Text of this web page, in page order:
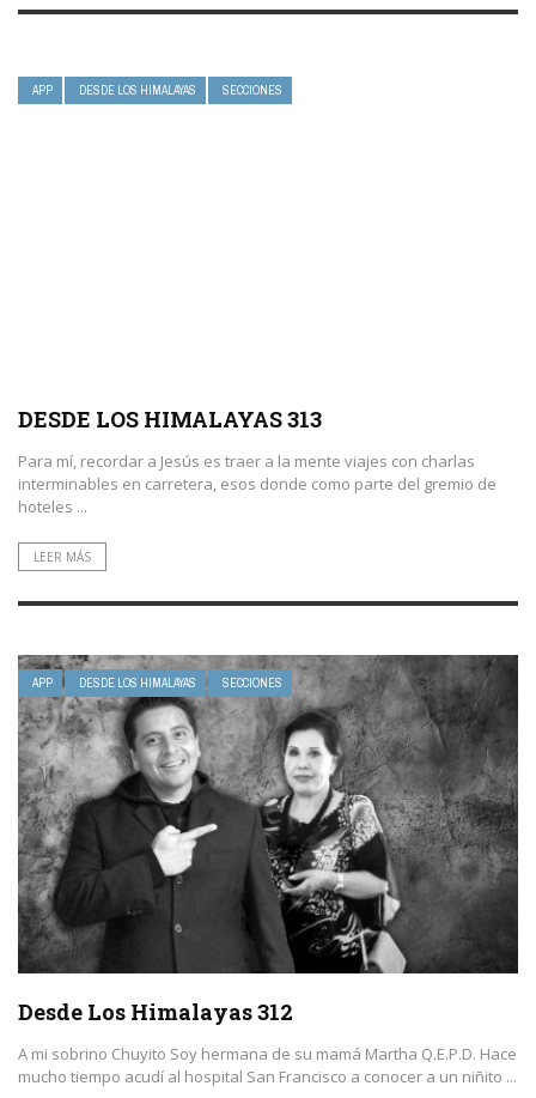
APP DESDE LOS HIMALAYAS SECCIONES
DESDE LOS HIMALAYAS 313
Para mí, recordar a Jesús es traer a la mente viajes con charlas
interminables en carretera, esos donde como parte del gremio de
hoteles ...
LEER MÁS
APP DESDE LOS HIMALAYAS SECCIONES
Desde Los Himalayas 312
A mi sobrino Chuyito Soy hermana de su mamá Martha Q.E.P.D. Hace
mucho tiempo acudí al hospital San Francisco a conocer a un niñito ...